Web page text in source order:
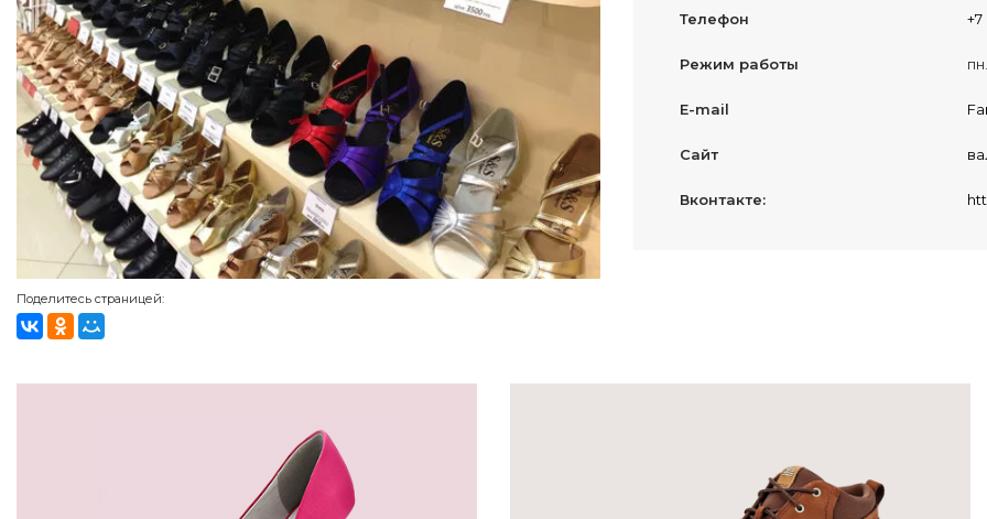
Поделитесь страницей:
Телефон +7
Режим работы
E-mail
Сайт
Вконтакте: